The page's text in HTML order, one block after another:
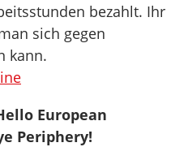
bezahlt. Ihr
sich gegen
kann.
European
Periphery!